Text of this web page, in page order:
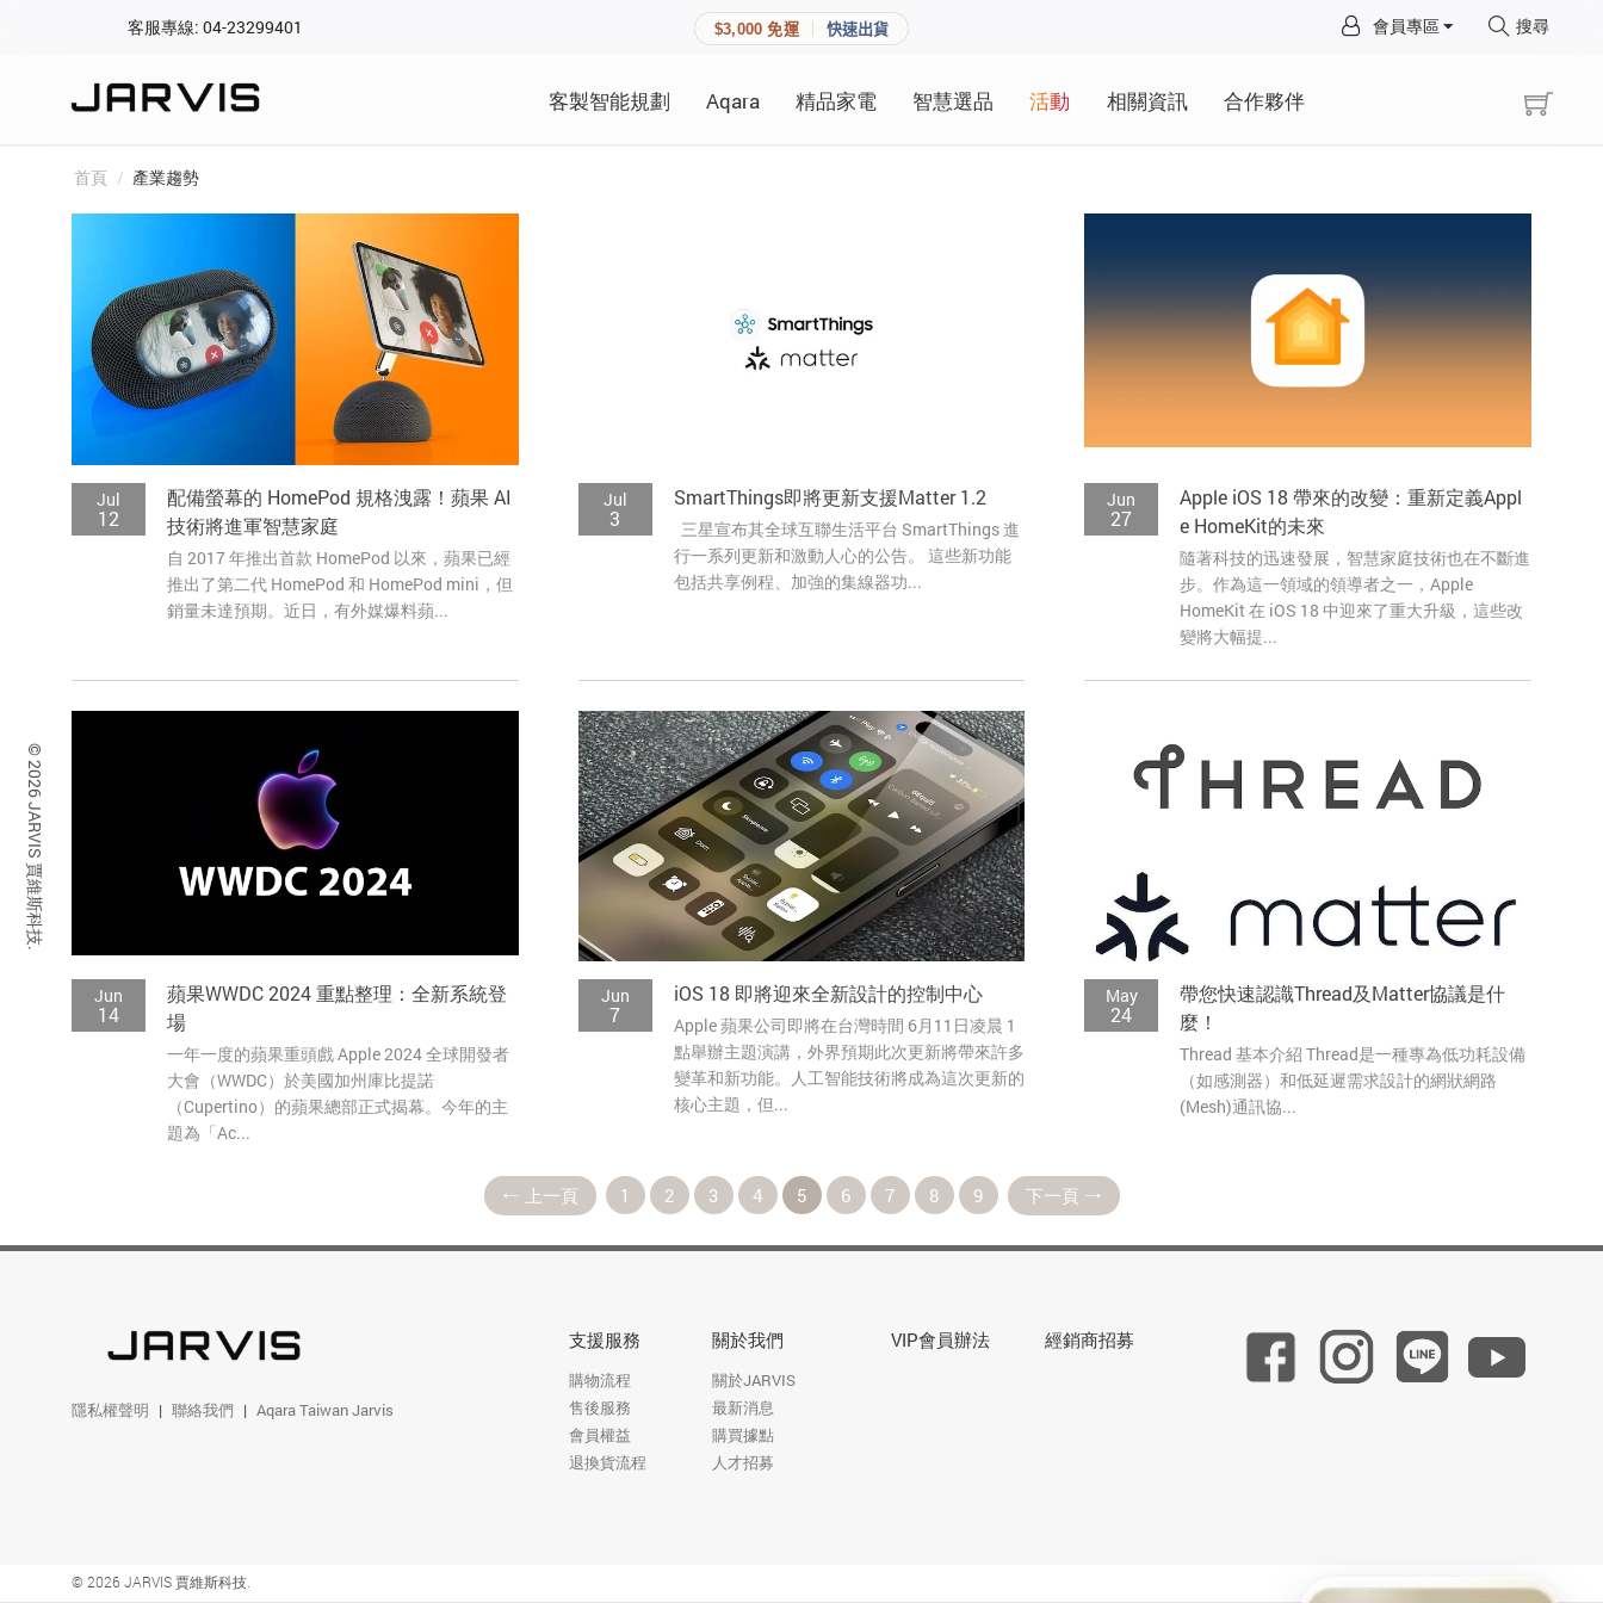
客服專線: 04-23299401 $3,000 免運 快速出貨 會員專區 搜尋
客製智能規劃 Aqara 精品家電 智慧選品 活動 相關資訊 合作夥伴
首頁 / 產業趨勢
Jul
12
配備螢幕的 HomePod 規格洩露！蘋果 AI
技術將進軍智慧家庭
自 2017 年推出首款 HomePod 以來，蘋果已經
推出了第二代 HomePod 和 HomePod mini，但
銷量未達預期。近日，有外媒爆料蘋...
Jul
3
SmartThings即將更新支援Matter 1.2
行一系列更新和激動人心的公告。 這些新功能
包括共享例程、加強的集線器功...
Jun
27
Apple iOS 18 帶來的改變：重新定義Appl
e HomeKit的未來
隨著科技的迅速發展，智慧家庭技術也在不斷進
步。作為這一領域的領導者之一，Apple
HomeKit 在 iOS 18 中迎來了重大升級，這些改
變將大幅提...
Jun
14
蘋果WWDC 2024 重點整理：全新系統登
場
一年一度的蘋果重頭戲 Apple 2024 全球開發者
大會（WWDC）於美國加州庫比提諾
（Cupertino）的蘋果總部正式揭幕。今年的主
題為「Ac...
Jun
7
iOS 18 即將迎來全新設計的控制中心
Apple 蘋果公司即將在台灣時間 6月11日凌晨 1
點舉辦主題演講，外界預期此次更新將帶來許多
變革和新功能。人工智能技術將成為這次更新的
核心主題，但...
May
24
帶您快速認識Thread及Matter協議是什
麼！
Thread 基本介紹 Thread是一種專為低功耗設備
（如感測器）和低延遲需求設計的網狀網路
(Mesh)通訊協...
上一頁 1 2 3 4 5 6 7 8 9 下一頁
支援服務
購物流程
售後服務
會員權益
退換貨流程
關於我們
關於JARVIS
最新消息
購買據點
人才招募
VIP會員辦法 經銷商招募
隱私權聲明 聯絡我們 Aqara Taiwan Jarvis
© 2026 JARVIS 賈維斯科技.
© 2026 JARVIS 賈維斯科技.
×
Aqara 智慧家庭
智能門鎖
Matter 智慧家庭
精品家電
會員帳號
密碼
建立新帳號